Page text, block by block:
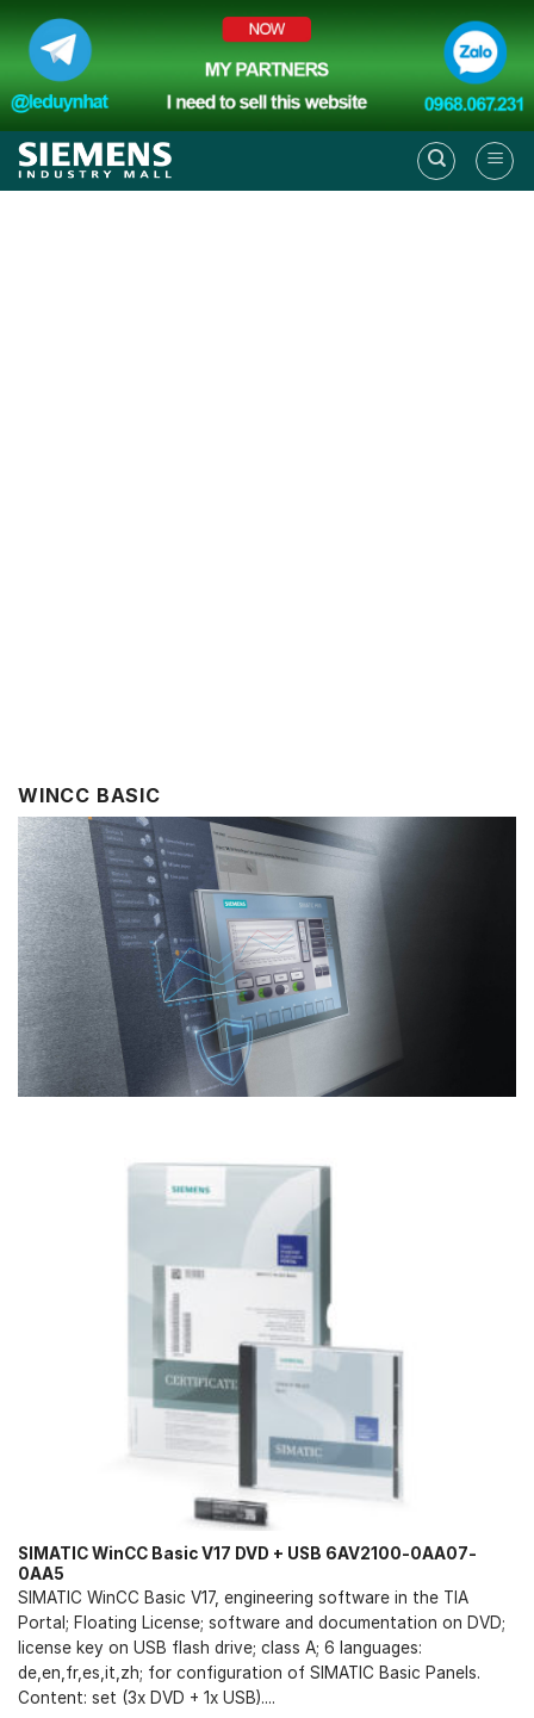
to
content
WINCC BASIC
SIMATIC WinCC Basic V17 DVD + USB 6AV2100-0AA07-
0AA5
SIMATIC WinCC Basic V17, engineering software in the TIA
Portal; Floating License; software and documentation on DVD;
license key on USB flash drive; class A; 6 languages:
de,en,fr,es,it,zh; for configuration of SIMATIC Basic Panels.
Content: set (3x DVD + 1x USB)....